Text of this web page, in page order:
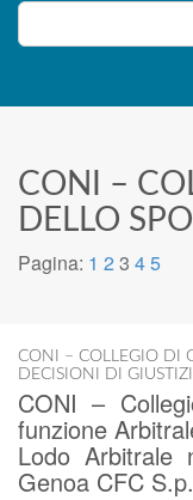
CONI –
DELLO
Pagina: 1 2 3 45
CONI – COLLEGIO DI
DECISIONI DI
CONI –
funzione
Lodo
Genoa CFC